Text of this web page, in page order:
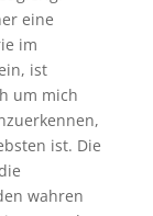
eine
im
ist
um mich
ist. Die
wahren